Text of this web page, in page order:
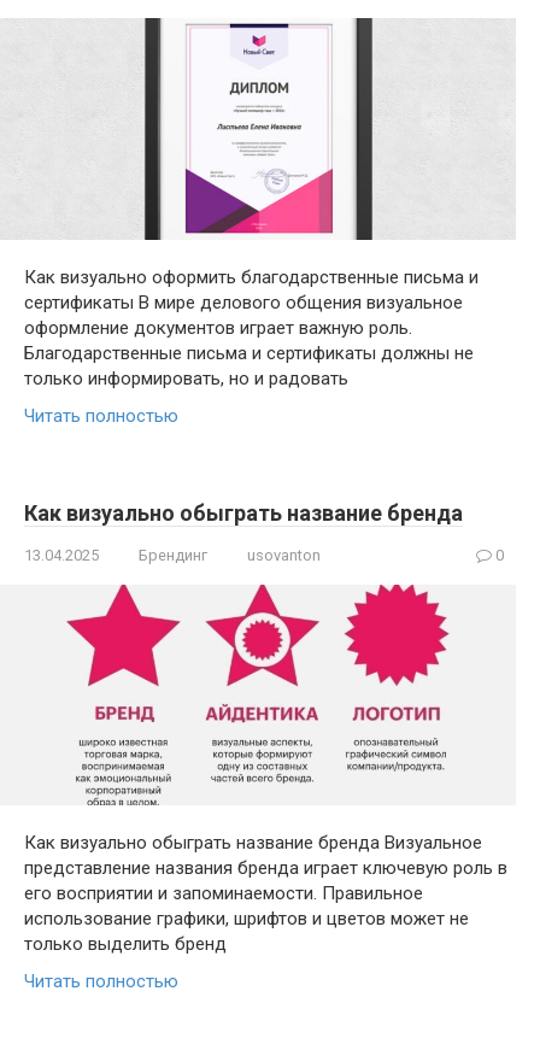
Как визуально оформить благодарственные письма и
сертификаты В мире делового общения визуальное
оформление документов играет важную роль.
Благодарственные письма и сертификаты должны не
только информировать, но и радовать
Читать полностью
Как визуально обыграть название бренда
13.04.2025 Брендинг usovanton 0
Как визуально обыграть название бренда Визуальное
представление названия бренда играет ключевую роль в
его восприятии и запоминаемости. Правильное
использование графики, шрифтов и цветов может не
только выделить бренд
Читать полностью